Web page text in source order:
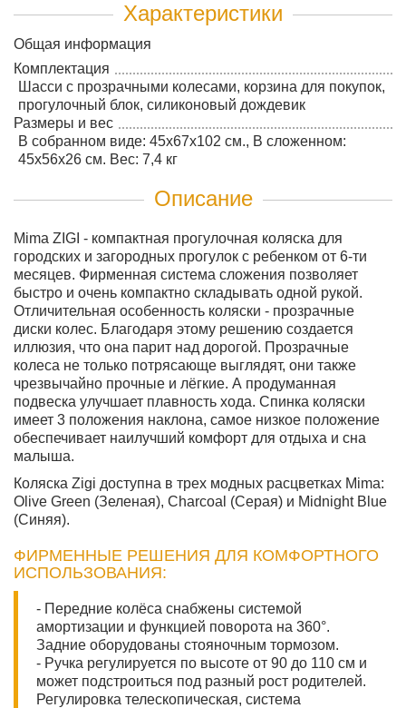
Характеристики
Общая информация
Комплектация
Шасси с прозрачными колесами, корзина для покупок,
прогулочный блок, силиконовый дождевик
Размеры и вес
В собранном виде: 45x67x102 см., В сложенном:
45x56x26 см. Вес: 7,4 кг
Описание
Mima ZIGI - компактная прогулочная коляска для
городских и загородных прогулок с ребенком от 6-ти
месяцев. Фирменная система сложения позволяет
быстро и очень компактно складывать одной рукой.
Отличительная особенность коляски - прозрачные
диски колес. Благодаря этому решению создается
иллюзия, что она парит над дорогой. Прозрачные
колеса не только потрясающе выглядят, они также
чрезвычайно прочные и лёгкие. А продуманная
подвеска улучшает плавность хода. Спинка коляски
имеет 3 положения наклона, самое низкое положение
обеспечивает наилучший комфорт для отдыха и сна
малыша.
Коляска Zigi доступна в трех модных расцветках Mima:
Olive Green (Зеленая), Charcoal (Серая) и Midnight Blue
(Синяя).
ФИРМЕННЫЕ РЕШЕНИЯ ДЛЯ КОМФОРТНОГО
ИСПОЛЬЗОВАНИЯ:
- Передние колёса снабжены системой
амортизации и функцией поворота на 360°.
Задние оборудованы стояночным тормозом.
- Ручка регулируется по высоте от 90 до 110 см и
может подстроиться под разный рост родителей.
Регулировка телескопическая, система